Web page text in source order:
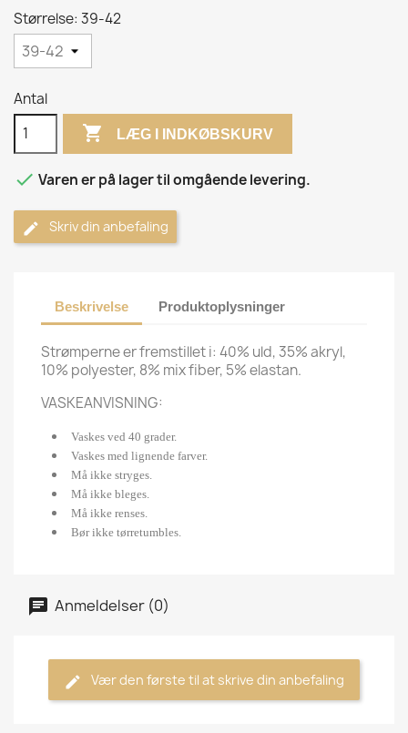
Størrelse: 39-42
Antal
 LÆG I INDKØBSKURV
 Varen er på lager til omgående levering.
Skriv din anbefaling
Beskrivelse Produktoplysninger
Strømperne er fremstillet i: 40% uld, 35% akryl,
10% polyester, 8% mix fiber, 5% elastan.
VASKEANVISNING:
Vaskes ved 40 grader.
Vaskes med lignende farver.
Må ikke stryges.
Må ikke bleges.
Må ikke renses.
Bør ikke tørretumbles.
Anmeldelser (0)
Vær den første til at skrive din anbefaling